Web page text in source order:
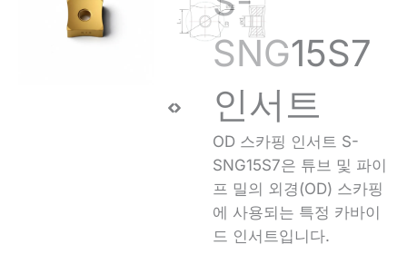
SNG15S7
인서트
OD 스카핑 인서트 S-
SNG15S7은 튜브 및 파이
프 밀의 외경(OD) 스카핑
에 사용되는 특정 카바이
드 인서트입니다.